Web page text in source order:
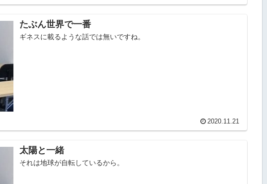
たぶん世界で一番
ギネスに載るような話では無いですね。
2020.11.21
太陽と一緒
それは地球が自転しているから。